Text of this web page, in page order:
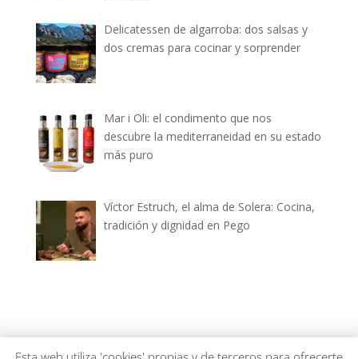
Delicatessen de algarroba: dos salsas y
dos cremas para cocinar y sorprender
Mar i Oli: el condimento que nos
descubre la mediterraneidad en su estado
más puro
Víctor Estruch, el alma de Solera: Cocina,
tradición y dignidad en Pego
dianiagastronomica.com © 2026